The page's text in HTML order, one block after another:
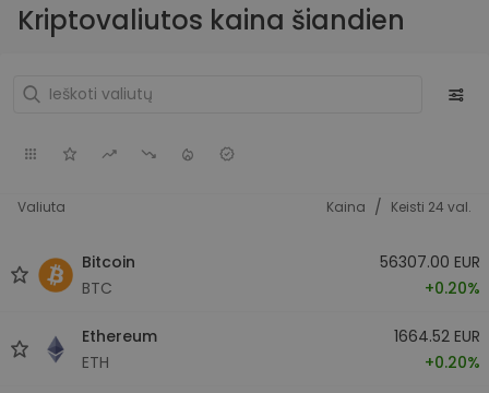
Kriptovaliutos kaina šiandien
Valiuta Kaina / Keisti 24 val.
Bitcoin
BTC
56307.00 EUR
+0.20%
Ethereum
ETH
1664.52 EUR
+0.20%